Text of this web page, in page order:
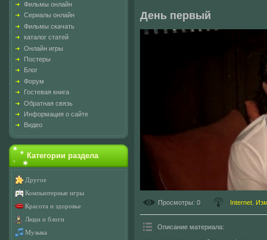
Фильмы онлайн
Сериалы онлайн
Фильмы скачать
каталог статей
Онлайн игры
Постеры
Блог
Форум
Гостевая книга
Обратная связь
Информация о сайте
Видео
Категории раздела
Другое
Компьютерные игры
Красота и здоровье
Люди и блоги
Музыка
День первый
Просмотры: 0 Internet.
Описание материала: